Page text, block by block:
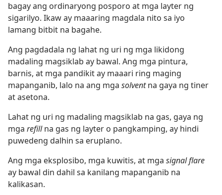
bagay ang ordinaryong posporo at mga layter ng
sigarilyo. Ikaw ay maaaring magdala nito sa iyo
lamang bitbit na bagahe.
Ang pagdadala ng lahat ng uri ng mga likidong
madaling magsiklab ay bawal. Ang mga pintura,
barnis, at mga pandikit ay maaari ring maging
mapanganib, lalo na ang mga solventna gaya ng tiner
at asetona.
Lahat ng uri ng madaling magsiklab na gas, gaya ng
mga refillna gas ng layter o pangkamping, ay hindi
puwedeng dalhin sa eruplano.
Ang mga eksplosibo, mga kuwitis, at mga signal flare
ay bawal din dahil sa kanilang mapanganib na
kalikasan.